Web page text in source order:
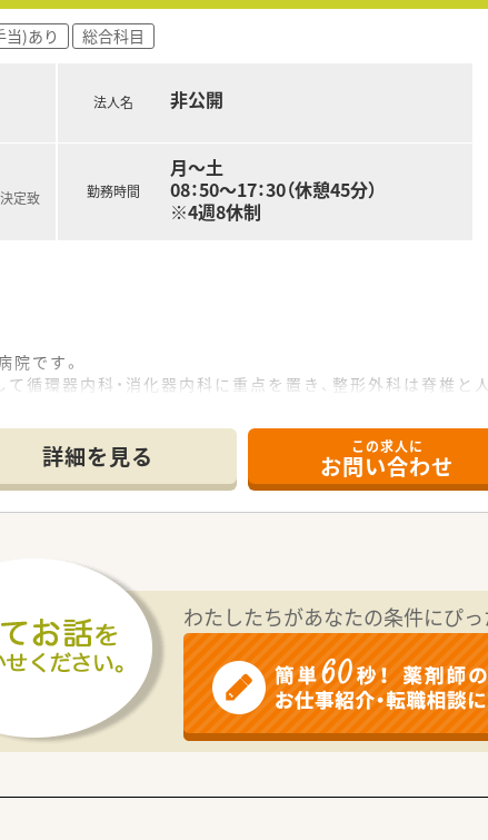
当)あり 総合科目
定致
法人名 非公開
勤務時間
月～土
08：50～17：30（休憩45分）
※4週8休制
です。
循環器内科・消化器内科に重点を置き、整形外科は脊椎と
外科、骨粗しょう症などの治療を行っております
、泌尿器科は外来診療を中心に地域医療に貢献しています。
便利です。
行っていますので、調剤業務と病棟業務の両方を学んでい
医薬品の知識以外にも臨床の知識が広がります。
らっしゃいますので、ママさん薬剤師の方にもオススメで
詳細を見る この求人に
お問い合わせ
わたしたちがあなたの条件にぴ